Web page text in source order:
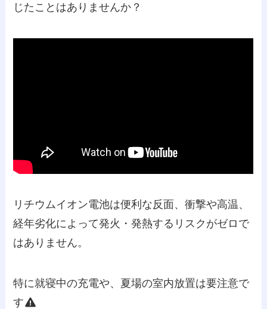
じたことはありませんか？
リチウムイオン電池は便利な反面、衝撃や高温、
経年劣化によって発火・発熱するリスクがゼロで
はありません。
特に就寝中の充電や、夏場の室内放置は要注意で
す